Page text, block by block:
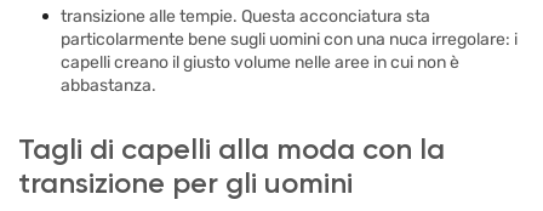
transizione alle tempie. Questa acconciatura sta
particolarmente bene sugli uomini con una nuca irregolare: i
capelli creano il giusto volume nelle aree in cui non è
abbastanza.
Tagli di capelli alla moda con la
transizione per gli uomini